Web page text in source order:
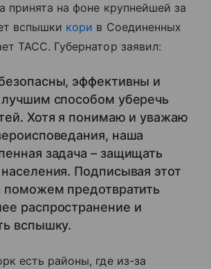
принята на фоне крупнейшей за
вспышки кори в Соединенных
ТАСС. Губернатор заявил:
эффективны и
лучшим способом уберечь
Хотя я понимаю и уважаю
наша
задача – защищать
Подписывая этот
поможем предотвратить
распространение и
вспышку.
есть районы, где из-за